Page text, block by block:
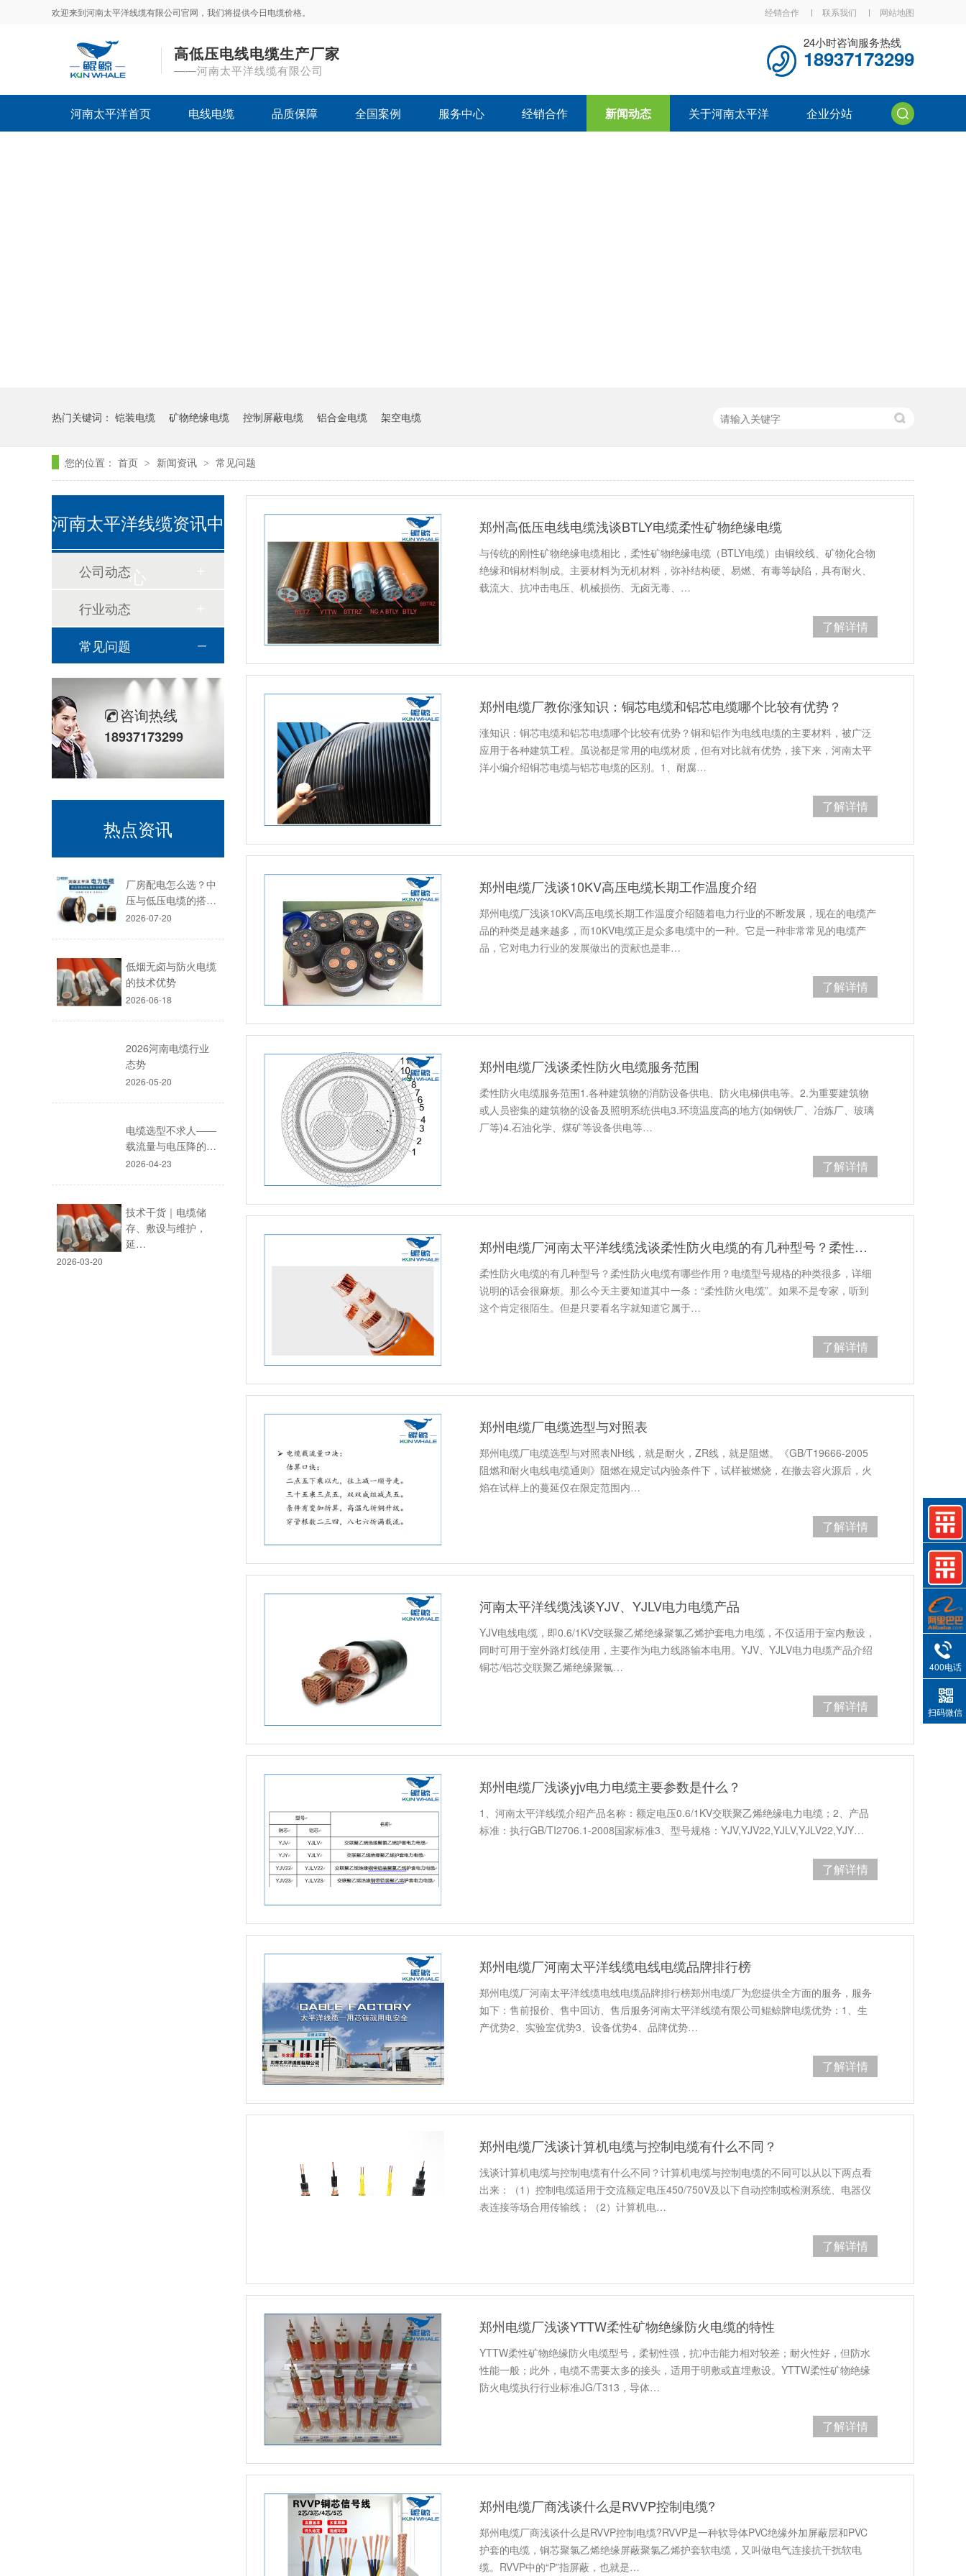
欢迎来到河南太平洋线缆有限公司官网，我们将提供今日电缆价格。 经销合作 联系我们 网站地图
高低压电线电缆生产厂家
——河南太平洋线缆有限公司
24小时咨询服务热线
18937173299
河南太平洋首页 电线电缆 品质保障 全国案例 服务中心 经销合作 新闻动态 关于河南太平洋 企业分站
热门关键词： 铠装电缆 矿物绝缘电缆 控制屏蔽电缆 铝合金电缆 架空电缆
您的位置： 首页 > 新闻资讯 > 常见问题
郑州高低压电线电缆浅谈BTLY电缆柔性矿物绝缘电缆
与传统的刚性矿物绝缘电缆相比，柔性矿物绝缘电缆（BTLY电缆）由铜绞线、矿物化合物
绝缘和铜材料制成。主要材料为无机材料，弥补结构硬、易燃、有毒等缺陷，具有耐火、
载流大、抗冲击电压、机械损伤、无卤无毒、…
了解详情
郑州电缆厂教你涨知识：铜芯电缆和铝芯电缆哪个比较有优势？
涨知识：铜芯电缆和铝芯电缆哪个比较有优势？铜和铝作为电线电缆的主要材料，被广泛
应用于各种建筑工程。虽说都是常用的电缆材质，但有对比就有优势，接下来，河南太平
洋小编介绍铜芯电缆与铝芯电缆的区别。1、耐腐…
了解详情
郑州电缆厂浅谈10KV高压电缆长期工作温度介绍
郑州电缆厂浅谈10KV高压电缆长期工作温度介绍随着电力行业的不断发展，现在的电缆产
品的种类是越来越多，而10KV电缆正是众多电缆中的一种。它是一种非常常见的电缆产
品，它对电力行业的发展做出的贡献也是非…
了解详情
郑州电缆厂浅谈柔性防火电缆服务范围
柔性防火电缆服务范围1.各种建筑物的消防设备供电、防火电梯供电等。2.为重要建筑物
或人员密集的建筑物的设备及照明系统供电3.环境温度高的地方(如钢铁厂、冶炼厂、玻璃
厂等)4.石油化学、煤矿等设备供电等…
了解详情
郑州电缆厂河南太平洋线缆浅谈柔性防火电缆的有几种型号？柔性防火电缆有哪些作用？
柔性防火电缆的有几种型号？柔性防火电缆有哪些作用？电缆型号规格的种类很多，详细
说明的话会很麻烦。那么今天主要知道其中一条：“柔性防火电缆”。如果不是专家，听到
这个肯定很陌生。但是只要看名字就知道它属于…
了解详情
郑州电缆厂电缆选型与对照表
郑州电缆厂电缆选型与对照表NH线，就是耐火，ZR线，就是阻燃。《GB/T19666-2005
阻燃和耐火电线电缆通则》阻燃在规定试内验条件下，试样被燃烧，在撤去容火源后，火
焰在试样上的蔓延仅在限定范围内…
了解详情
河南太平洋线缆浅谈YJV、YJLV电力电缆产品
YJV电线电缆，即0.6/1KV交联聚乙烯绝缘聚氯乙烯护套电力电缆，不仅适用于室内敷设，
同时可用于室外路灯线使用，主要作为电力线路输本电用。YJV、YJLV电力电缆产品介绍
铜芯/铝芯交联聚乙烯绝缘聚氯…
了解详情
郑州电缆厂浅谈yjv电力电缆主要参数是什么？
1、河南太平洋线缆介绍产品名称：额定电压0.6/1KV交联聚乙烯绝缘电力电缆；2、产品
标准：执行GB/TI2706.1-2008国家标准3、型号规格：YJV,YJV22,YJLV,YJLV22,YJY…
了解详情
郑州电缆厂河南太平洋线缆电线电缆品牌排行榜
郑州电缆厂河南太平洋线缆电线电缆品牌排行榜郑州电缆厂为您提供全方面的服务，服务
如下：售前报价、售中回访、售后服务河南太平洋线缆有限公司鲲鲸牌电缆优势：1、生
产优势2、实验室优势3、设备优势4、品牌优势…
了解详情
郑州电缆厂浅谈计算机电缆与控制电缆有什么不同？
浅谈计算机电缆与控制电缆有什么不同？计算机电缆与控制电缆的不同可以从以下两点看
出来：（1）控制电缆适用于交流额定电压450/750V及以下自动控制或检测系统、电器仪
表连接等场合用传输线；（2）计算机电…
了解详情
郑州电缆厂浅谈YTTW柔性矿物绝缘防火电缆的特性
YTTW柔性矿物绝缘防火电缆型号，柔韧性强，抗冲击能力相对较差；耐火性好，但防水
性能一般；此外，电缆不需要太多的接头，适用于明敷或直埋敷设。YTTW柔性矿物绝缘
防火电缆执行行业标准JG/T313，导体…
了解详情
郑州电缆厂商浅谈什么是RVVP控制电缆?
郑州电缆厂商浅谈什么是RVVP控制电缆?RVVP是一种软导体PVC绝缘外加屏蔽层和PVC
护套的电缆，铜芯聚氯乙烯绝缘屏蔽聚氯乙烯护套软电缆，又叫做电气连接抗干扰软电
缆。RVVP中的“P”指屏蔽，也就是…
河南太平洋线缆资讯中
心
公司动态
行业动态
常见问题
咨询热线
18937173299
热点资讯
厂房配电怎么选？中
压与低压电缆的搭…
2026-07-20
低烟无卤与防火电缆
的技术优势
2026-06-18
2026河南电缆行业
态势
2026-05-20
电缆选型不求人——
载流量与电压降的…
2026-04-23
技术干货｜电缆储
存、敷设与维护，
延…
2026-03-20
400电话
扫码微信